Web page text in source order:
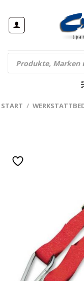
Inhalt
springen
Products
search
START /